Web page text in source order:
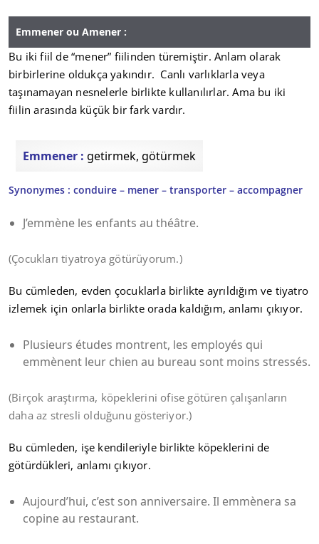
Emmener ou Amener :
Bu iki fiil de “mener” fiilinden türemiştir. Anlam olarak
birbirlerine oldukça yakındır. Canlı varlıklarla veya
taşınamayan nesnelerle birlikte kullanılırlar. Ama bu iki
fiilin arasında küçük bir fark vardır.
Emmener : getirmek, götürmek
Synonymes : conduire – mener – transporter – accompagner
J’emmène les enfants au théâtre.
(Çocukları tiyatroya götürüyorum.)
Bu cümleden, evden çocuklarla birlikte ayrıldığım ve tiyatro
izlemek için onlarla birlikte orada kaldığım, anlamı çıkıyor.
Plusieurs études montrent, les employés qui
emmènent leur chien au bureau sont moins stressés.
(Birçok araştırma, köpeklerini ofise götüren çalışanların
daha az stresli olduğunu gösteriyor.)
Bu cümleden, işe kendileriyle birlikte köpeklerini de
götürdükleri, anlamı çıkıyor.
Aujourd’hui, c’est son anniversaire. Il emmènera sa
copine au restaurant.